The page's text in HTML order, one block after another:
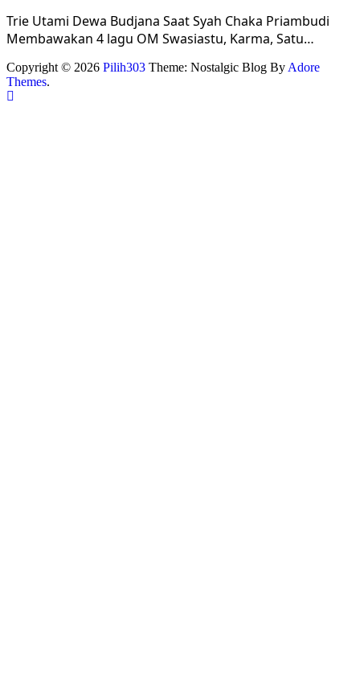
Trie Utami Dewa Budjana Saat Syah Chaka Priambudi
Membawakan 4 lagu OM Swasiastu, Karma, Satu…
Copyright © 2026 Pilih303 Theme: Nostalgic Blog By Adore
Themes.